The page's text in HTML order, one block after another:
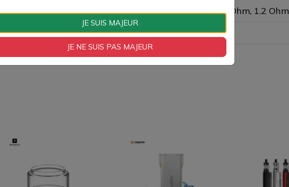
Ohmage Résistance
0.6 Ohm, 0.40 Ohm, 1.0 Ohm, 1.2 Ohm
Couleurs
Noir, Transparent
JE SUIS MAJEUR
JE NE SUIS PAS MAJEUR